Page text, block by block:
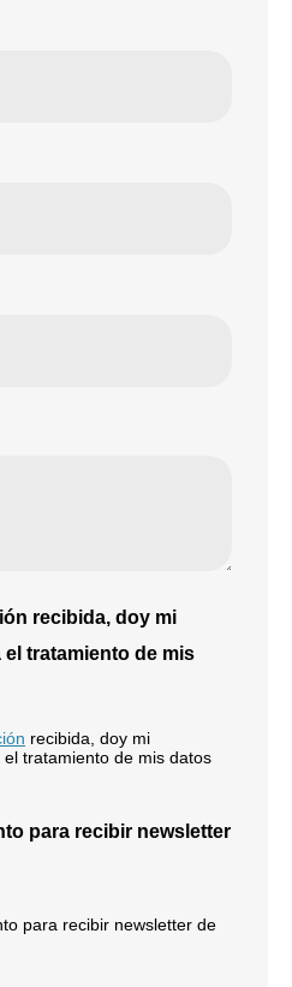
recibida, doy mi
tratamiento de mis
recibida, doy mi
tratamiento de mis datos
para recibir newsletter
para recibir newsletter de